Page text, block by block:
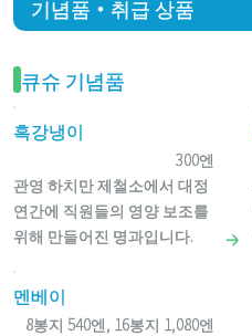
기념품・취급 상품
큐슈 기념품
흑강냉이
300엔
관영 하치만 제철소에서 대정
연간에 직원들의 영양 보조를
위해 만들어진 명과입니다.
멘베이
8봉지 540엔, 16봉지 1,080엔